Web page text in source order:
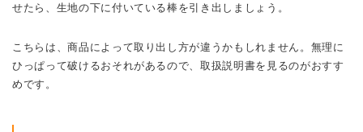
せたら、生地の下に付いている棒を引き出しましょう。
こちらは、商品によって取り出し方が違うかもしれません。無理に
ひっぱって破けるおそれがあるので、取扱説明書を見るのがおすす
めです。